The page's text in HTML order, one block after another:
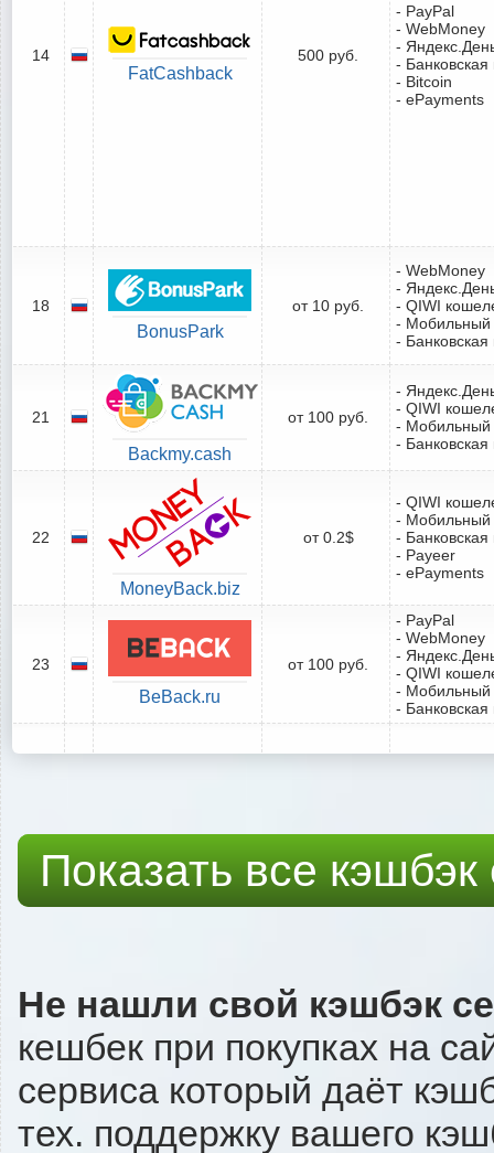
14
FatCashback
500 руб.
- PayPal
- WebMoney
-
-
- Bitcoin
- ePayments
18
BonusPark
от 10 руб.
- WebMoney
-
- QIWI
- Мобильный
-
21
Backmy.cash
от 100 руб.
-
- QIWI
- Мобильный
-
22
MoneyBack.biz
от 0.2$
- QIWI
- Мобильный
-
- Payeer
- ePayments
23
BeBack.ru
от 100 руб.
- PayPal
- WebMoney
-
- QIWI
- Мобильный
-
Показать все
Не нашли свой кэшбэк
кешбек при покупках на
сервиса который даёт
тех. поддержку вашего